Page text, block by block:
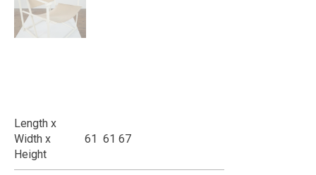
Length x
Width x
Height
61 61 67